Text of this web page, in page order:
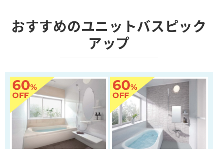
おすすめのユニットバスピック
アップ
60%
OFF
60%
OFF